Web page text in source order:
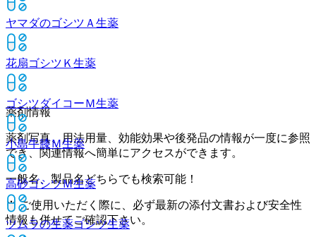
ヤマダのゴシツＡ 生薬
花扇ゴシツＫ 生薬
ゴシツダイコーＭ生薬
小島牛膝Ｍ生薬
高砂ゴシツＭ生薬
ツムラの生薬ゴシツ生薬
薬剤情報
薬剤写真、用法用量、効能効果や後発品の情報が一度に参照
でき、関連情報へ簡単にアクセスができます。
一般名、製品名どちらでも検索可能！
※ ご使用いただく際に、必ず最新の添付文書および安全性
情報も併せてご確認下さい。